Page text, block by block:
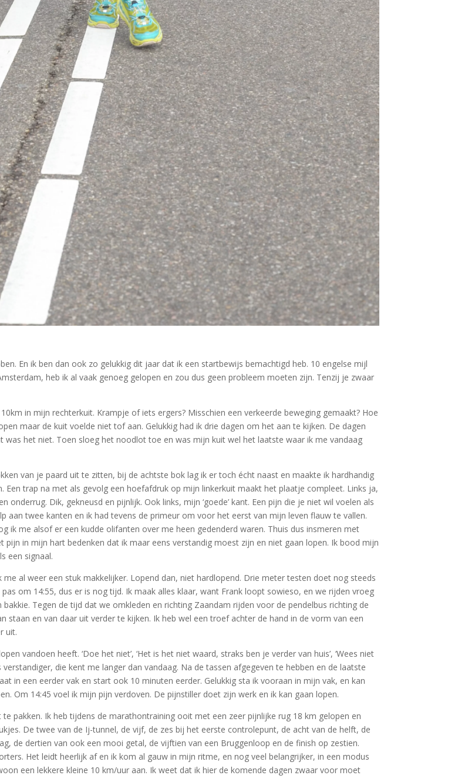
En ik ben dan ook zo gelukkig dit jaar dat ik een startbewijs bemachtigd heb. 10 engelse mijl
heb ik al vaak genoeg gelopen en zou dus geen probleem moeten zijn. Tenzij je zwaar
in mijn rechterkuit. Krampje of iets ergers? Misschien een verkeerde beweging gemaakt? Hoe
maar de kuit voelde niet tof aan. Gelukkig had ik drie dagen om het aan te kijken. De dagen
was het niet. Toen sloeg het noodlot toe en was mijn kuit wel het laatste waar ik me vandaag
van je paard uit te zitten, bij de achtste bok lag ik er toch écht naast en maakte ik hardhandig
trap na met als gevolg een hoefafdruk op mijn linkerkuit maakt het plaatje compleet. Links ja,
onderrug. Dik, gekneusd en pijnlijk. Ook links, mijn ‘goede’ kant. Een pijn die je niet wil voelen als
aan twee kanten en ik had tevens de primeur om voor het eerst van mijn leven flauw te vallen.
ik me alsof er een kudde olifanten over me heen gedenderd waren. Thuis dus insmeren met
pijn in mijn hart bedenken dat ik maar eens verstandig moest zijn en niet gaan lopen. Ik bood mijn
een signaal.
al weer een stuk makkelijker. Lopend dan, niet hardlopend. Drie meter testen doet nog steeds
om 14:55, dus er is nog tijd. Ik maak alles klaar, want Frank loopt sowieso, en we rijden vroeg
Tegen de tijd dat we omkleden en richting Zaandam rijden voor de pendelbus richting de
staan en van daar uit verder te kijken. Ik heb wel een troef achter de hand in de vorm van een
uit.
vandoen heeft. ‘Doe het niet’, ‘Het is het niet waard, straks ben je verder van huis’, ‘Wees niet
verstandiger, die kent me langer dan vandaag. Na de tassen afgegeven te hebben en de laatste
in een eerder vak en start ook 10 minuten eerder. Gelukkig sta ik vooraan in mijn vak, en kan
Om 14:45 voel ik mijn pijn verdoven. De pijnstiller doet zijn werk en ik kan gaan lopen.
pakken. Ik heb tijdens de marathontraining ooit met een zeer pijnlijke rug 18 km gelopen en
De twee van de Ij-tunnel, de vijf, de zes bij het eerste controlepunt, de acht van de helft, de
de dertien van ook een mooi getal, de vijftien van een Bruggenloop en de finish op zestien.
Het leidt heerlijk af en ik kom al gauw in mijn ritme, en nog veel belangrijker, in een modus
een lekkere kleine 10 km/uur aan. Ik weet dat ik hier de komende dagen zwaar voor moet